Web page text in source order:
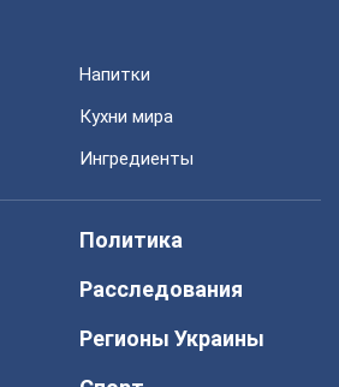
Напитки
Кухни мира
Ингредиенты
Политика
Расследования
Регионы Украины